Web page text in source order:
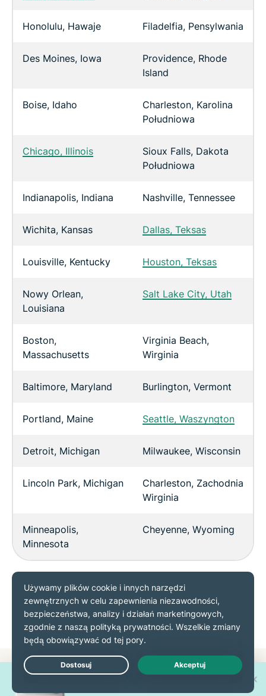
Honolulu, Hawaje Filadelfia, Pensylwania
Des Moines, Iowa
Providence, Rhode
Island
Boise, Idaho
Charleston, Karolina
Południowa
Chicago, Illinois
Sioux Falls, Dakota
Południowa
Indianapolis, Indiana Nashville, Tennessee
Wichita, Kansas Dallas, Teksas
Louisville, Kentucky Houston, Teksas
Nowy Orlean,
Louisiana
Salt Lake City, Utah
Boston,
Massachusetts
Virginia Beach,
Wirginia
Baltimore, Maryland Burlington, Vermont
Portland, Maine Seattle, Waszyngton
Detroit, Michigan Milwaukee, Wisconsin
Lincoln Park, Michigan
Charleston, Zachodnia
Wirginia
Minneapolis,
Minnesota
Cheyenne, Wyoming
Zarejestruj się w ExpressVPN
Popularne lokalizacje
Live Chat
Wygraj jeden z 30 nowych